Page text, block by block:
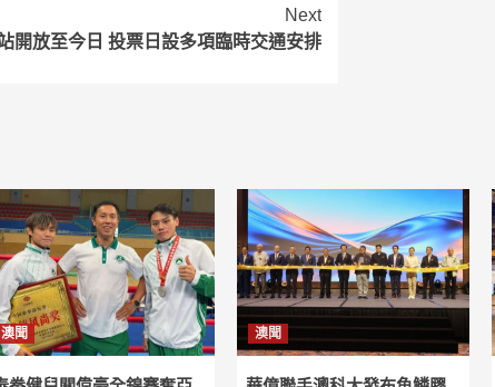
Next
開放至今日 投票日設多項臨時交通安排
澳聞 澳聞